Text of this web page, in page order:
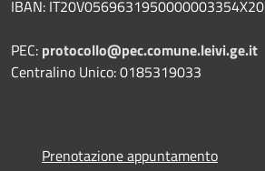
IBAN: IT20V0569631950000003354X20
PEC: protocollo@pec.comune.leivi.ge.it
Centralino Unico: 0185319033
Prenotazione appuntamento